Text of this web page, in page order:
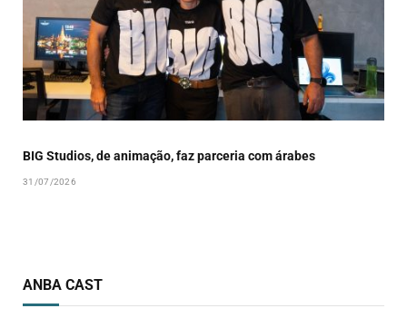
BIG Studios, de animação, faz parceria com árabes
ANBA CAST